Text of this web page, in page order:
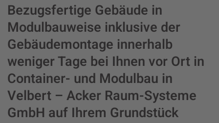
Bezugsfertige Gebäude in
Modulbauweise inklusive der
Gebäudemontage innerhalb
weniger Tage bei Ihnen vor Ort in
Container- und Modulbau in
Velbert – Acker Raum-Systeme
GmbH auf Ihrem Grundstück